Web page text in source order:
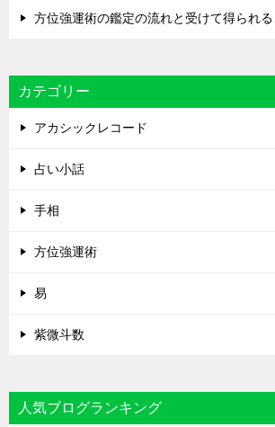
方位強運術の鑑定の流れと受けて得られ
カテゴリー
アカシックレコード
占い小話
手相
方位強運術
易
紫微斗数
人気ブログランキング